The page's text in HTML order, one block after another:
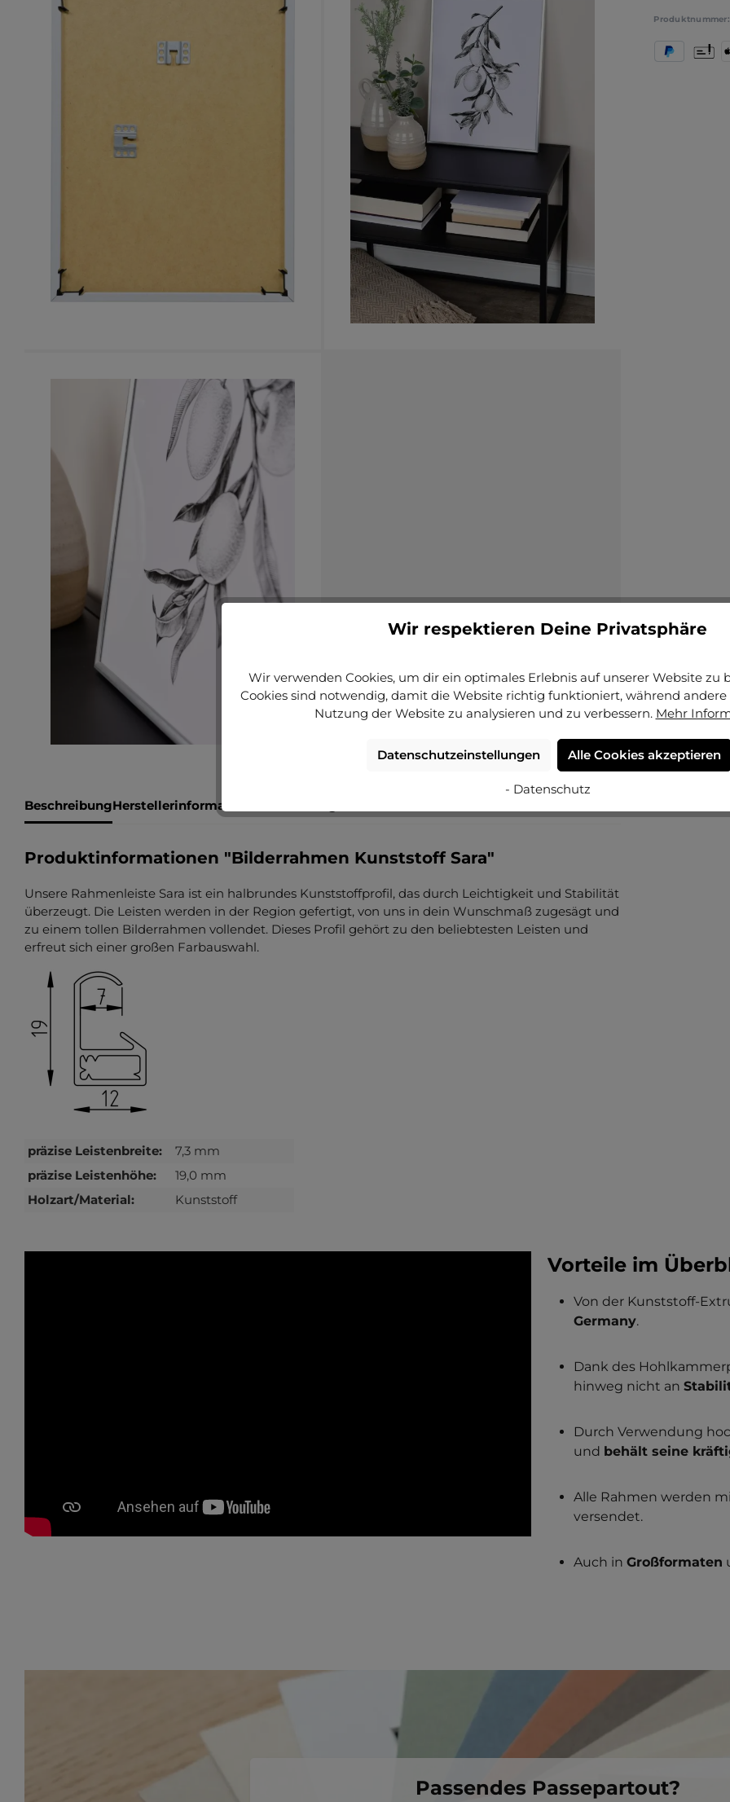
BeschreibungHerstellerinformationen
Produktinformationen "Bilderrahmen Kunststoff Sara"
Unsere Rahmenleiste Sara ist ein halbrundes Kunststoffprofil, das durch Leichtigkeit und Stabilität
überzeugt. Die Leisten werden in der Region gefertigt, von uns in dein Wunschmaß zugesägt und
zu einem tollen Bilderrahmen vollendet. Dieses Profil gehört zu den beliebtesten Leisten und
erfreut sich einer großen Farbauswahl.
präzise Leistenbreite:
7,3 mm
präzise Leistenhöhe:
19,0 mm
Holzart/Material:
Kunststoff
PayPal
Vorteile im
Von der Kunststoff-
Germany.
Dank des
hinweg nicht an
Durch Verwendung
und behält seine
Alle Rahmen werden
versendet.
Auch in Großformaten
Passendes Passepartout?
Wir respektieren Deine Privatsphäre
Wir verwenden Cookies, um dir ein optimales Erlebnis auf unserer Website zu
Cookies sind notwendig, damit die Website richtig funktioniert, während andere
Nutzung der Website zu analysieren und zu verbessern. Mehr
Datenschutzeinstellungen Alle Cookies akzeptieren
- Datenschutz